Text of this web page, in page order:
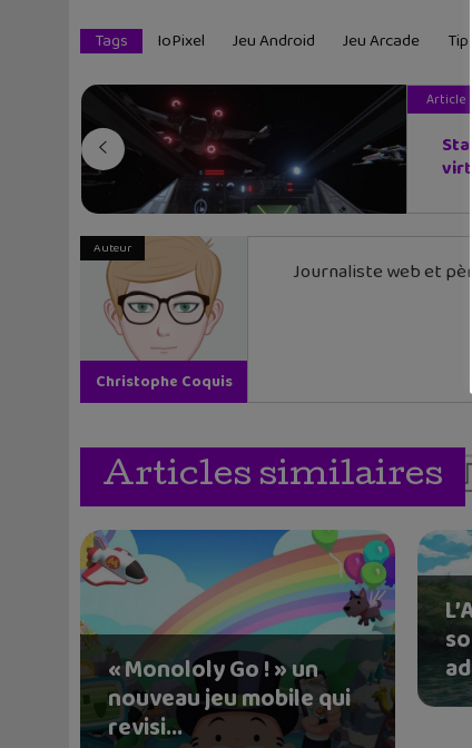
Tags IoPixel Jeu Android Jeu Arcade
Article
Auteur
Christophe Coquis
Journaliste web et
Articles similaires
« Monololy Go ! » un
nouveau jeu mobile qui
revisi...